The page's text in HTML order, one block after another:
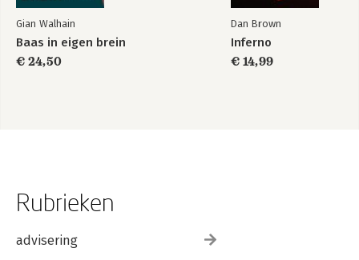
Gian Walhain
Baas in eigen brein
€ 24,50
Dan Brown
Inferno
€ 14,99
Rubrieken
advisering